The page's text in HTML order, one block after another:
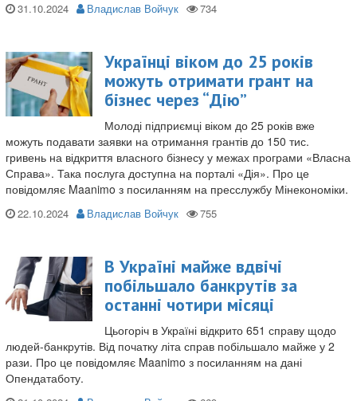
31.10.2024 Владислав Войчук
Українці віком до 25 років
можуть отримати грант на
бізнес через “Дію”
Молоді підприємці віком до 25 років вже
можуть подавати заявки на отримання грантів до 150 тис.
гривень на відкриття власного бізнесу у межах програми «Власна
Справа». Така послуга доступна на порталі «Дія». Про це
повідомляє Maanimo з посиланням на пресслужбу Мінекономіки.
22.10.2024 Владислав Войчук
В Україні майже вдвічі
побільшало банкрутів за
останні чотири місяці
Цьогоріч в Україні відкрито 651 справу щодо
людей-банкрутів. Від початку літа справ побільшало майже у 2
рази. Про це повідомляє Maanimo з посиланням на дані
Опендатаботу.